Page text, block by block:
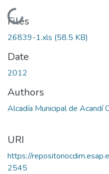
Loading...
Files
26839-1.xls (58.5 KB)
Date
2012
Authors
Alcadía Municipal de Acandí
URI
https://
2545